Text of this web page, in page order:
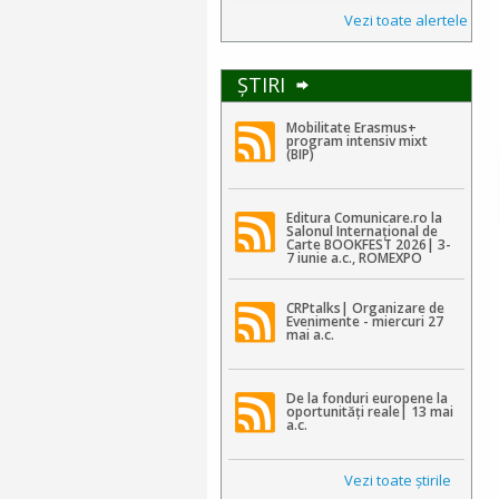
Vezi toate alertele
ŞTIRI
Mobilitate Erasmus+
program intensiv mixt
(BIP)
Editura Comunicare.ro la
Salonul Internațional de
Carte BOOKFEST 2026| 3-
7 iunie a.c., ROMEXPO
CRPtalks| Organizare de
Evenimente - miercuri 27
mai a.c.
De la fonduri europene la
oportunități reale| 13 mai
a.c.
Vezi toate ştirile